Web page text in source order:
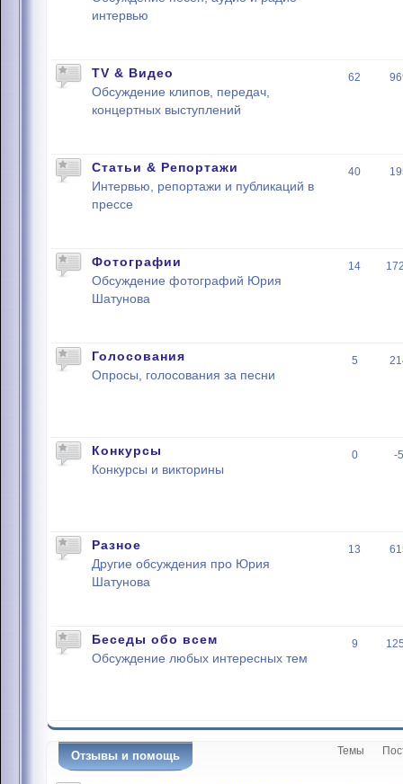
интервью
TV & Видео
Обсуждение клипов, передач,
концертных выступлений
62
Статьи & Репортажи
Интервью, репортажи и публикаций в
прессе
40
Фотографии
Обсуждение фотографий Юрия
Шатунова
14
Голосования
Опросы, голосования за песни
5
Конкурсы
Конкурсы и викторины
0 -
Разное
Другие обсуждения про Юрия
Шатунова
13
Беседы обо всем
Обсуждение любых интересных тем
9
Отзывы и помощь Темы